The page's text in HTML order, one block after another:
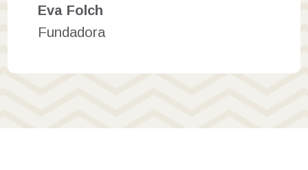
Eva Folch
Fundadora